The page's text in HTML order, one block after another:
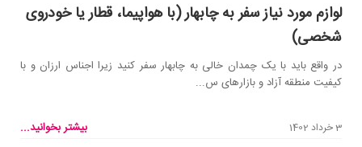
لوازم مورد نیاز سفر به چابهار (با هواپیما، قطار یا خودروی
شخصی)
در واقع باید با یک چمدان خالی به چابهار سفر کنید زیرا اجناس ارزان و با
کیفیت منطقه آزاد و بازارهای س...
3 خرداد 1402 بیشتر بخوانید...